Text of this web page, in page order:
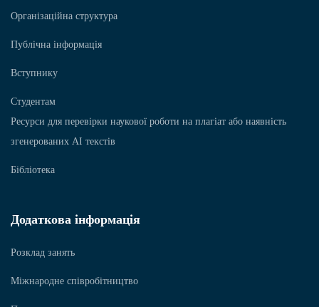
Організаційна структура
Публічна інформація
Вступнику
Студентам
Ресурси для перевірки наукової роботи на плагіат або наявність
згенерованих АІ текстів
Бібліотека
Додаткова інформація
Розклад занять
Міжнародне співробітництво